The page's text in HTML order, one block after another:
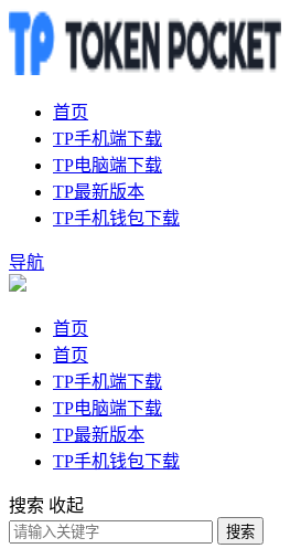
首页
TP手机端下载
TP电脑端下载
TP最新版本
TP手机钱包下载
导航
首页
首页
TP手机端下载
TP电脑端下载
TP最新版本
TP手机钱包下载
搜索 收起
搜索